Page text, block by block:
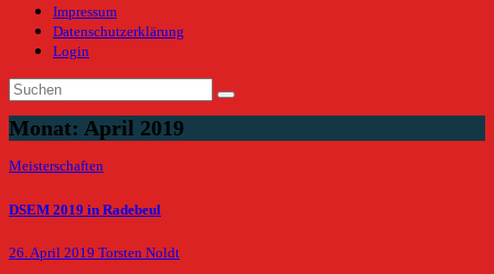
Impressum
Datenschutzerklärung
Login
Monat: April 2019
Meisterschaften
DSEM 2019 in Radebeul
26. April 2019 Torsten Noldt